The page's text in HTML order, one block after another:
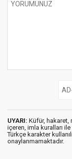
UYARI: Küfür, hakaret,
içeren, imla kuralları ile
Türkçe karakter
onaylanmamaktadır.